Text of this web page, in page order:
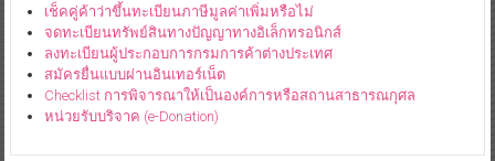
เช็คคู่ค้าว่าขึ้นทะเบียนภาษีมูลค่าเพิ่มหรือไม่
จดทะเบียนทรัพย์สินทางปัญญาทางอิเล็กทรอนิกส์
ลงทะเบียนผู้ประกอบการกรมการค้าต่างประเทศ
สมัครยื่นแบบผ่านอินเทอร์เน็ต
Checklist การพิจารณาให้เป็นองค์การหรือสถานสาธารณกุศล
หน่วยรับบริจาค (e-Donation)